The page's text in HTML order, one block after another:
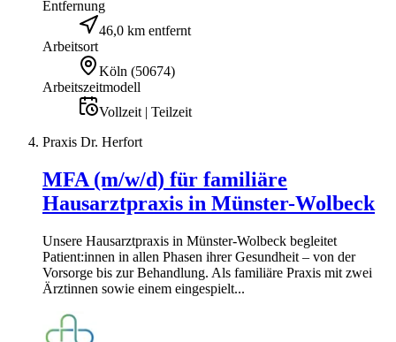
Entfernung
46,0 km entfernt
Arbeitsort
Köln (50674)
Arbeitszeitmodell
Vollzeit | Teilzeit
Praxis Dr. Herfort
MFA (m/w/d) für familiäre
Hausarztpraxis in Münster-Wolbeck
Unsere Hausarztpraxis in Münster-Wolbeck begleitet
Patient:innen in allen Phasen ihrer Gesundheit – von der
Vorsorge bis zur Behandlung. Als familiäre Praxis mit zwei
Ärztinnen sowie einem eingespielt...